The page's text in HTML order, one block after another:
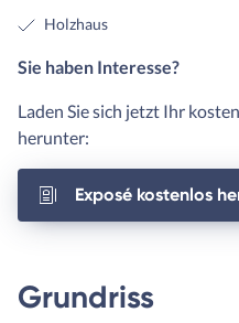
Holzhaus
Sie haben Interesse?
Laden Sie sich jetzt Ihr
herunter:
Exposé kostenlos
Grundriss